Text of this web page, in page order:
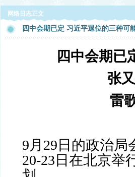
网络日志正文
四中会期已定 习近平退位的三种可
四中会期已
张
雷
9月 29 日的政治局
20-23 日在北京举